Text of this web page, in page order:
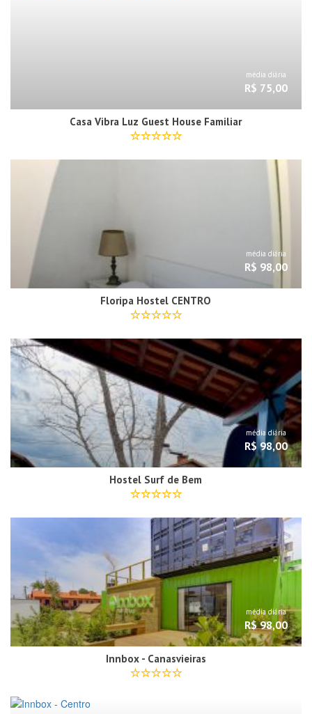
média diária
R$ 75,00
Casa Vibra Luz Guest House Familiar
média diária
R$ 98,00
Floripa Hostel CENTRO
média diária
R$ 98,00
Hostel Surf de Bem
média diária
R$ 98,00
Innbox - Canasvieiras